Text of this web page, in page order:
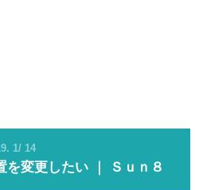
1 14
を変更したい ｜ Ｓｕｎ８